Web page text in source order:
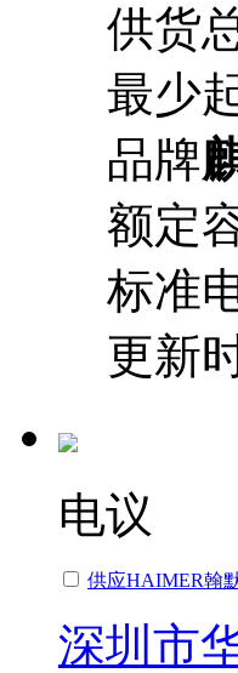
供货
最少
品牌
额定
标准
更新
电议
供应HAIMER翰
深圳市